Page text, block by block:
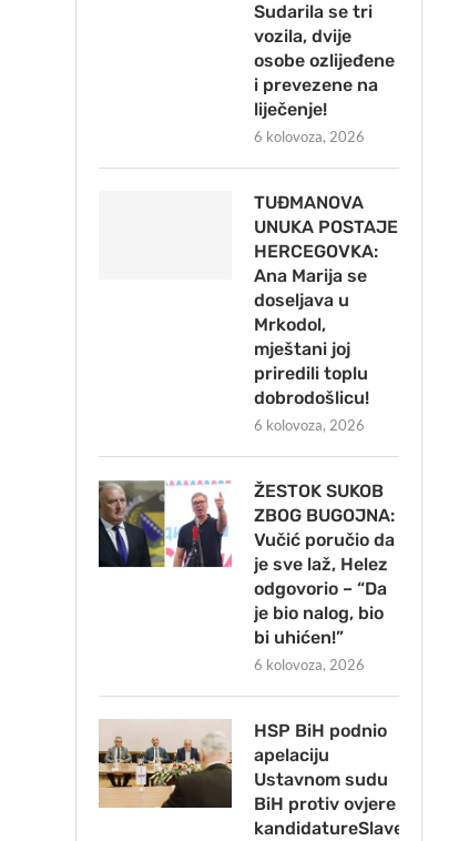
Sudarila se tri
vozila, dvije
osobe ozlijeđene
i prevezene na
liječenje!
6 kolovoza, 2026
TUĐMANOVA
UNUKA POSTAJE
HERCEGOVKA:
Ana Marija se
doseljava u
Mrkodol,
mještani joj
priredili toplu
dobrodošlicu!
6 kolovoza, 2026
ŽESTOK SUKOB
ZBOG BUGOJNA:
Vučić poručio da
je sve laž, Helez
odgovorio – “Da
je bio nalog, bio
bi uhićen!”
6 kolovoza, 2026
HSP BiH podnio
apelaciju
Ustavnom sudu
BiH protiv ovjere
kandidatureSlavena